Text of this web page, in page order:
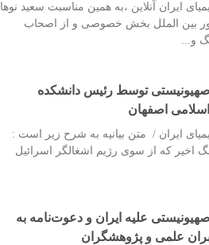
ایران آنلاین ،به همین مناسبت سعید نوها
بین الملل بخش خصوصی و از اصحاب
و...
صهیونیستی توسط رئیس دانشکده
اسلامی اصفهان
ایران / متن بیانیه به شرح زیر است :
اخیر که از سوی رژیم اشغالگر اسرائیل
علیه ایران و دعوت‌نامه به
علمی و پژوهشگران